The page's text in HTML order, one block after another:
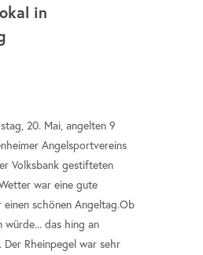
in
20. Mai, angelten 9
Angelsportvereins
Volksbank gestifteten
war eine gute
einen schönen Angeltag.Ob
das hing an
Der Rheinpegel war sehr